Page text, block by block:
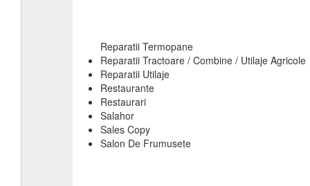
Reparatii Termopane
Reparatii Tractoare / Combine / Utilaje Agricole
Reparatii Utilaje
Restaurante
Restaurari
Salahor
Sales Copy
Salon De Frumusete